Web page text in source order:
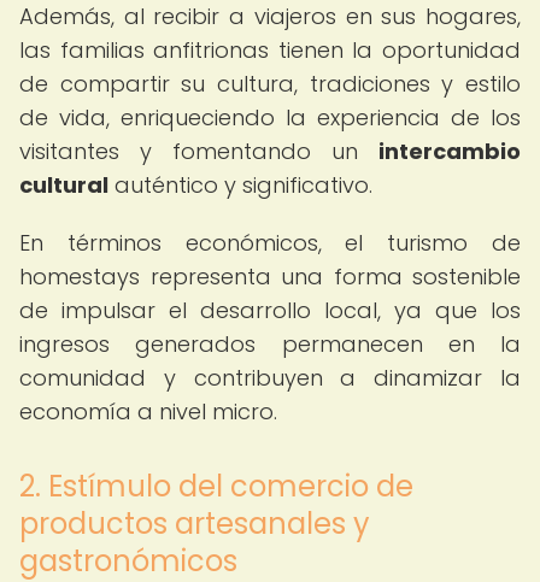
Además, al recibir a viajeros en sus hogares,
las familias anfitrionas tienen la oportunidad
de compartir su cultura, tradiciones y estilo
de vida, enriqueciendo la experiencia de los
visitantes y fomentando un intercambio
cultural auténtico y significativo.
En términos económicos, el turismo de
homestays representa una forma sostenible
de impulsar el desarrollo local, ya que los
ingresos generados permanecen en la
comunidad y contribuyen a dinamizar la
economía a nivel micro.
2. Estímulo del comercio de
productos artesanales y
gastronómicos